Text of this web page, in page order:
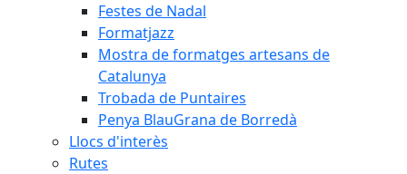
Festes de Nadal
Formatjazz
Mostra de formatges artesans de
Catalunya
Trobada de Puntaires
Penya BlauGrana de Borredà
Llocs d'interès
Rutes